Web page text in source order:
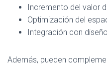
Incremento del valor
Optimización del
Integración con
Además, pueden